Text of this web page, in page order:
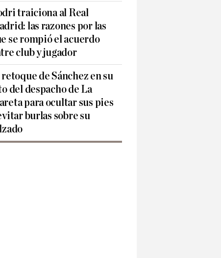
traiciona al Real
las razones por las
se rompió el acuerdo
club y jugador
de Sánchez en su
del despacho de La
para ocultar sus pies
burlas sobre su